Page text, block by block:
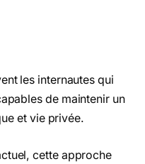
les internautes qui
de maintenir un
et vie privée.
cette approche